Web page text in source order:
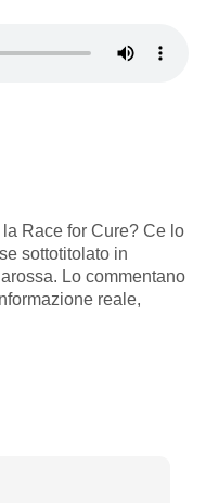
Race for Cure? Ce lo
sottotitolato in
Lo commentano
reale,